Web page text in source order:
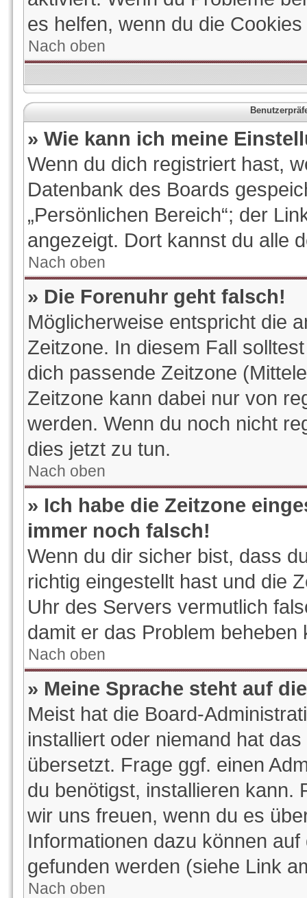
es helfen, wenn du die
Nach oben
» Wie kann ich meine
Wenn du dich registriert hast,
Datenbank des Boards
„Persönlichen Bereich“; der
angezeigt. Dort kannst du alle
Nach oben
» Die Forenuhr geht falsch!
Möglicherweise entspricht die
Zeitzone. In diesem Fall
dich passende Zeitzone
Zeitzone kann dabei nur von
werden. Wenn du noch nicht
dies jetzt zu tun.
Nach oben
» Ich habe die Zeitzone
immer noch falsch!
Wenn du dir sicher bist, dass
richtig eingestellt hast und die
Uhr des Servers vermutlich
damit er das Problem beheben
Nach oben
» Meine Sprache steht auf
Meist hat die Board-
installiert oder niemand hat
übersetzt. Frage ggf. einen
du benötigst, installieren kann.
wir uns freuen, wenn du es
Informationen dazu können
gefunden werden (siehe Link
Nach oben